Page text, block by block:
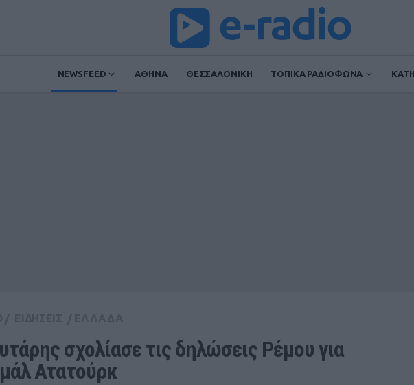
NEWSFEED ΑΘΗΝΑ ΘΕΣΣΑΛΟΝΙΚΗ ΤΟΠΙΚΑ ΡΑΔΙΟΦΩΝΑ
σχολίασε τις δηλώσεις Ρέμου για
Ατατούρκ